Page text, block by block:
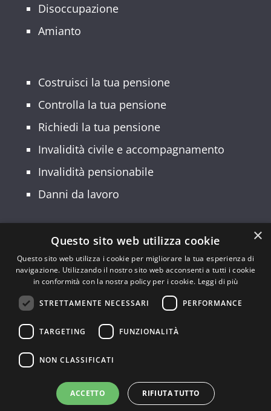
Disoccupazione
Amianto
Costruisci la tua pensione
Controlla la tua pensione
Richiedi la tua pensione
Invalidità civile e accompagnamento
Invalidità pensionabile
Danni da lavoro
© 2026 Patronato INCA CGIL Lombardia –
Sede Regionale: Via Palmanova, 22 –
20132 Milano – Codice Fiscale:
94554190150 | Partita IVA: 10149490962
Privacy Policy–Cookie policy
E-mail:lombardia@inca.it
×
Questo sito web utilizza cookie
Questo sito web utilizza i cookie per migliorare la tua esperienza di
navigazione. Utilizzando il nostro sito web acconsenti a tutti i cookie
in conformità con la nostra policy per i cookie. Leggi di più
STRETTAMENTE NECESSARI PERFORMANCE
TARGETING FUNZIONALITÀ
NON CLASSIFICATI
ACCETTO RIFIUTA TUTTO